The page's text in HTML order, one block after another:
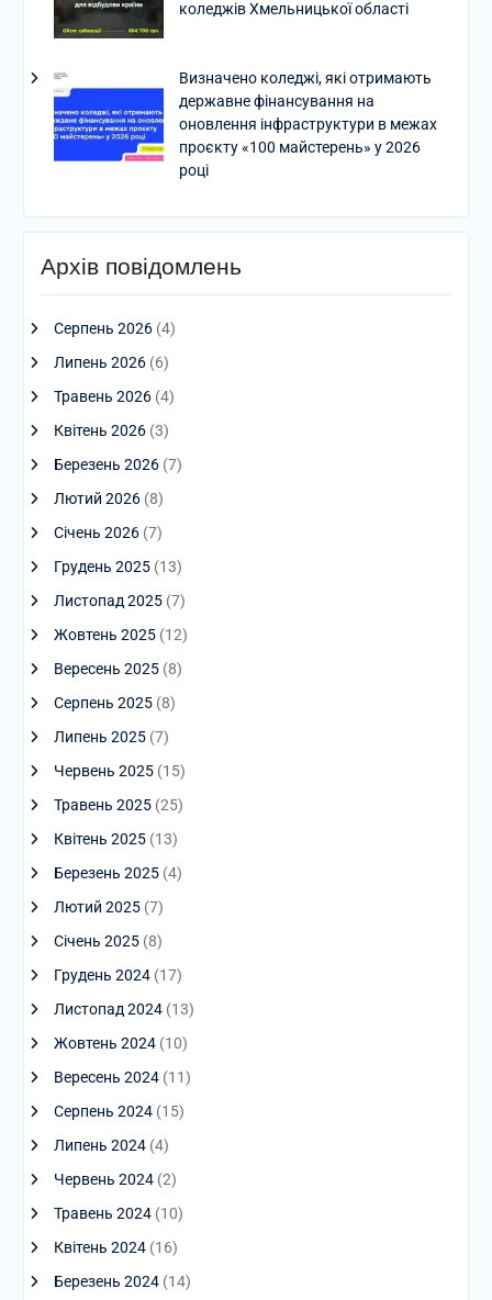
коледжів Хмельницької області
Визначено коледжі, які отримають
державне фінансування на
оновлення інфраструктури в межах
проєкту «100 майстерень» у 2026
році
Архів повідомлень
Серпень 2026(4)
Липень 2026(6)
Травень 2026(4)
Квітень 2026(3)
Березень 2026(7)
Лютий 2026(8)
Січень 2026(7)
Грудень 2025(13)
Листопад 2025(7)
Жовтень 2025(12)
Вересень 2025(8)
Серпень 2025(8)
Липень 2025(7)
Червень 2025(15)
Травень 2025(25)
Квітень 2025(13)
Березень 2025(4)
Лютий 2025(7)
Січень 2025(8)
Грудень 2024(17)
Листопад 2024(13)
Жовтень 2024(10)
Вересень 2024(11)
Серпень 2024(15)
Липень 2024(4)
Червень 2024(2)
Травень 2024(10)
Квітень 2024(16)
Березень 2024(14)